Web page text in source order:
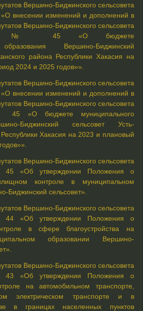
Вершино-Биджинского сельсовета
внесении изменений и дополнений в
Вершино-Биджинского сельсовета
№ 45 «О бюджете
Вершино-Биджинский
района Республики Хакасия на
2024 и 2025 годов»».
Вершино-Биджинского сельсовета
внесении изменений и дополнений в
Вершино-Биджинского сельсовета
«О бюджете муниципального
Биджинский сельсовет Усть-
Хакасия на 2023 и плановый
Вершино-Биджинского сельсовета
«Об утверждении Положения о
контроле в муниципальном
Биджинский сельсовет».
Вершино-Биджинского сельсовета
«Об утверждении Положения о
в сфере благоустройства на
образовании Вершино-
Вершино-Биджинского сельсовета
«Об утверждении Положения о
на автомобильном транспорте,
электрическом транспорте и в
в границах населенных пунктов